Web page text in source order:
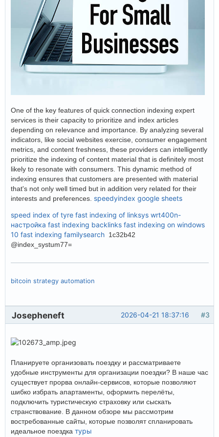
One of the key features of quick connection indexing expert
services is their capacity to prioritize and index articles
depending on relevance and importance. By analyzing several
indicators, like social websites exercise, consumer engagement
metrics, and content freshness, these providers can intelligently
prioritize the indexing of content material that is definitely most
likely to resonate with consumers. This dynamic method of
indexing ensures that customers are presented with material
that's not only well timed but in addition very related for their
interests and preferences. speedyindex google sheets
speed index of tyre fast indexing of linksys wrt400n-
настройка fast indexing backlinks fast indexing on windows
10 fast indexing familysearch 1c32b42
@index_systum77=
bitcoin strategy automation
#3
2026-04-21 18:37:16
Josepheneft
Планируете организовать поездку и рассматриваете
удобные инструменты для организации поездки? В наше час
существует прорва онлайн-сервисов, которые позволяют
шибко избрать апартаменты, оформить перелёты,
подключить туристическую страховку или сыскать
странствование. В данном обзоре мы рассмотрим
востребованные сайты, которые позволят спланировать
идеальное поездка туры